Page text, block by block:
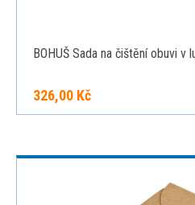
BOHUŠ Sada na čištění obuvi v
326,00 Kč